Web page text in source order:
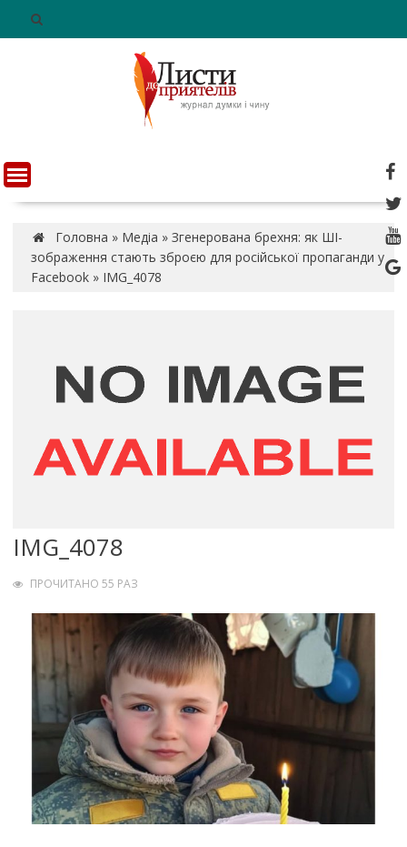
n
t
Головна » Медіа » Згенерована брехня: як ШІ-
зображення стають зброєю для російської пропаганди у
Facebook » IMG_4078
IMG_4078
ПРОЧИТАНО 55 РАЗ